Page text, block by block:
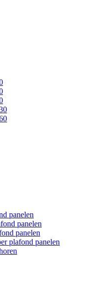
panelen
panelen
panelen
plafond panelen